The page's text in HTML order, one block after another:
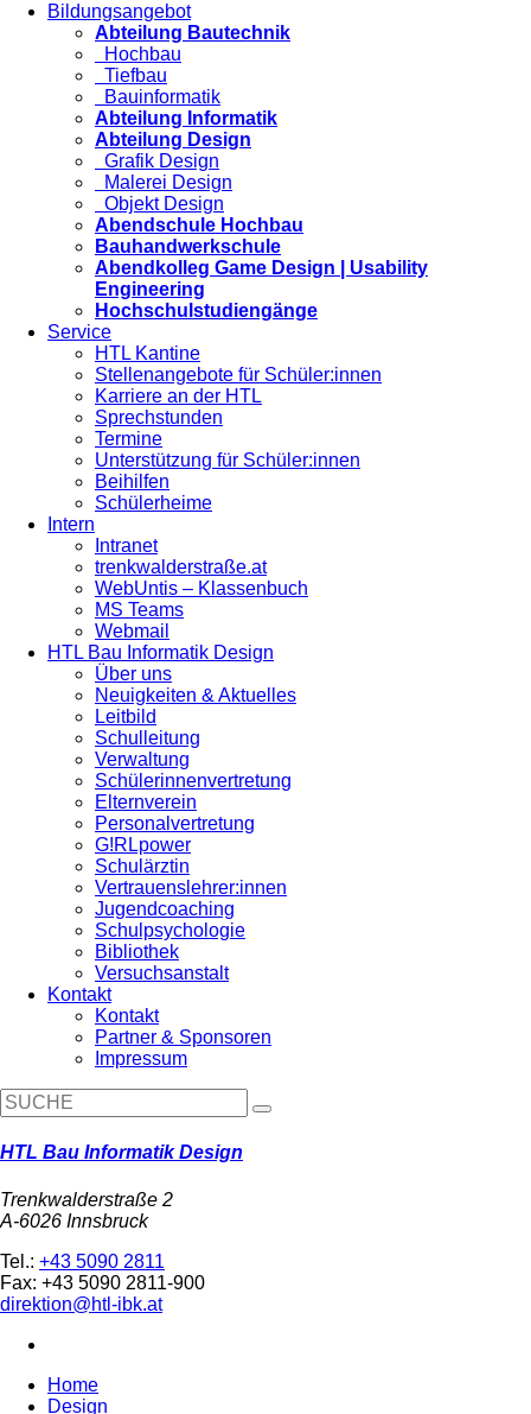
Bildungsangebot
Abteilung Bautechnik
Hochbau
Tiefbau
Bauinformatik
Abteilung Informatik
Abteilung Design
Grafik Design
Malerei Design
Objekt Design
Abendschule Hochbau
Bauhandwerkschule
Abendkolleg Game Design | Usability
Engineering
Hochschulstudiengänge
Service
HTL Kantine
Stellenangebote für Schüler:innen
Karriere an der HTL
Sprechstunden
Termine
Unterstützung für Schüler:innen
Beihilfen
Schülerheime
Intern
Intranet
trenkwalderstraße.at
WebUntis – Klassenbuch
MS Teams
Webmail
HTL Bau Informatik Design
Über uns
Neuigkeiten & Aktuelles
Leitbild
Schulleitung
Verwaltung
Schülerinnenvertretung
Elternverein
Personalvertretung
G!RLpower
Schulärztin
Vertrauenslehrer:innen
Jugendcoaching
Schulpsychologie
Bibliothek
Versuchsanstalt
Kontakt
Kontakt
Partner & Sponsoren
Impressum
HTL Bau Informatik Design
Trenkwalderstraße 2
A-6026 Innsbruck
Tel.: +43 5090 2811
Fax: +43 5090 2811-900
direktion@htl-ibk.at
Home
Design